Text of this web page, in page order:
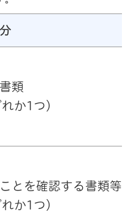
類
か1つ）
とを確認する書類等
か1つ）